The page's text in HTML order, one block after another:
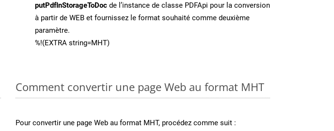
putPdfInStorageToDoc de l’instance de classe PDFApi pour la conversion
à partir de WEB et fournissez le format souhaité comme deuxième
paramètre.
%!(EXTRA string=MHT)
Comment convertir une page Web au format MHT
Pour convertir une page Web au format MHT, procédez comme suit :